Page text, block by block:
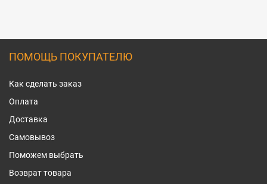
ПОМОЩЬ ПОКУПАТЕЛЮ
Как сделать заказ
Оплата
Доставка
Самовывоз
Поможем выбрать
Возврат товара